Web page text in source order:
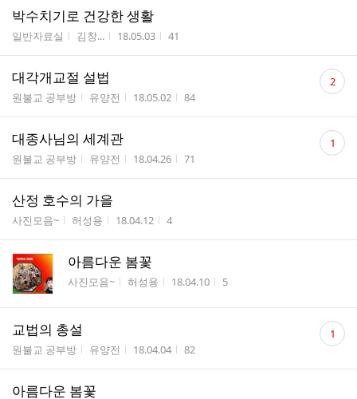
박수치기로 건강한 생활
게시판명
일반자료실 작성자
김창... 작성시간
18.05.03 조회수
41
대각개교절 설법
게시판명
원불교 공부방 작성자
유양전 작성시간
18.05.02 조회수
84
댓
글 2
대종사님의 세계관
게시판명
원불교 공부방 작성자
유양전 작성시간
18.04.26 조회수
71
댓
글 1
산정 호수의 가을
게시판명
사진모음~ 작성자
허성용 작성시간
18.04.12 조회수
4
아름다운 봄꽃
게시판명
사진모음~ 작성자
허성용 작성시간
18.04.10 조회수
5
교법의 총설
게시판명
원불교 공부방 작성자
유양전 작성시간
18.04.04 조회수
82
댓
글 1
아름다운 봄꽃